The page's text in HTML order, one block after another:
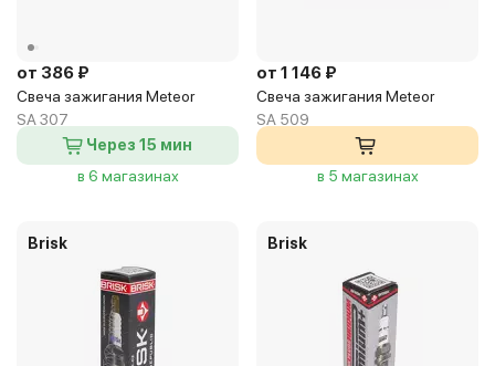
от 386 ₽
Свеча зажигания Meteor
SA 307
Через 15 мин
в 6 магазинах
от 1 146 ₽
Свеча зажигания Meteor
SA 509
в 5 магазинах
Brisk Brisk